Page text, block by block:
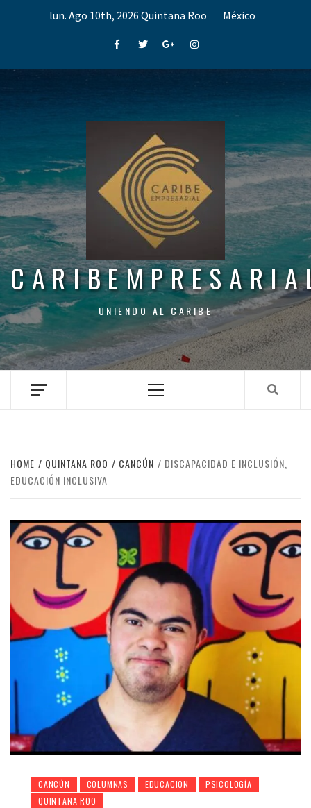
lun. Ago 10th, 2026 Quintana Roo México
FacebookTwitterGoogle+Instagram
UNIENDO AL CARIBE
Menu
HOME QUINTANA ROO CANCÚN
DISCAPACIDAD E INCLUSIÓN,
EDUCACIÓN INCLUSIVA
CANCÚN COLUMNAS EDUCACION
PSICOLOGÍA
QUINTANA ROO